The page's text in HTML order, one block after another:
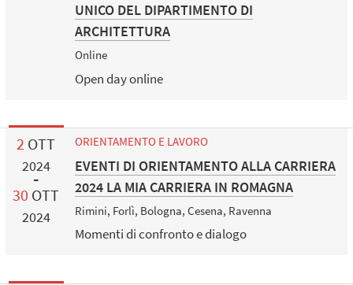
UNICO DEL DIPARTIMENTO DI
ARCHITETTURA
Online
Open day online
2 OTT
2024
30 OTT
2024
ORIENTAMENTO E LAVORO
EVENTI DI ORIENTAMENTO ALLA CARRIERA
2024 LA MIA CARRIERA IN ROMAGNA
Rimini, Forlì, Bologna, Cesena, Ravenna
Momenti di confronto e dialogo